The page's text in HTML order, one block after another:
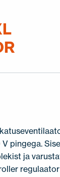
pingega.
ja